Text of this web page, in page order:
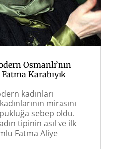
Osmanlı’nın
Karabıyık
kadınları
mirasını
sebep oldu.
tipinin asıl ve ilk
Fatma Aliye